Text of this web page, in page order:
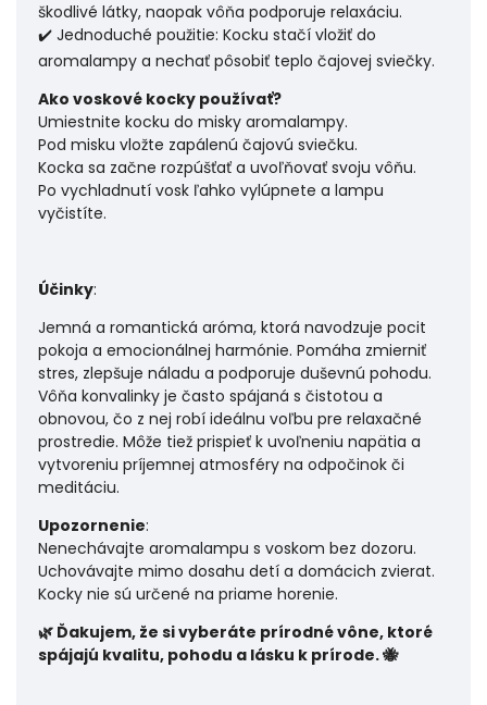
škodlivé látky, naopak vôňa podporuje relaxáciu.
✔️ Jednoduché použitie: Kocku stačí vložiť do
aromalampy a nechať pôsobiť teplo čajovej sviečky.
Ako voskové kocky používať?
Umiestnite kocku do misky aromalampy.
Pod misku vložte zapálenú čajovú sviečku.
Kocka sa začne rozpúšťať a uvoľňovať svoju vôňu.
Po vychladnutí vosk ľahko vylúpnete a lampu
vyčistíte.
Účinky:
Jemná a romantická aróma, ktorá navodzuje pocit
pokoja a emocionálnej harmónie. Pomáha zmierniť
stres, zlepšuje náladu a podporuje duševnú pohodu.
Vôňa konvalinky je často spájaná s čistotou a
obnovou, čo z nej robí ideálnu voľbu pre relaxačné
prostredie. Môže tiež prispieť k uvoľneniu napätia a
vytvoreniu príjemnej atmosféry na odpočinok či
meditáciu.
Upozornenie:
Nenechávajte aromalampu s voskom bez dozoru.
Uchovávajte mimo dosahu detí a domácich zvierat.
Kocky nie sú určené na priame horenie.
🌿 Ďakujem, že si vyberáte prírodné vône, ktoré
spájajú kvalitu, pohodu a lásku k prírode. 🐝